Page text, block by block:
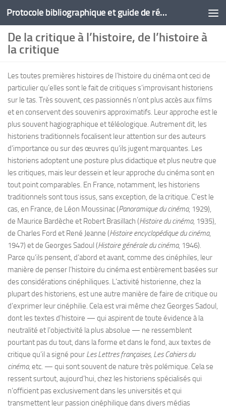
Protocole bibliographique et guide de rédaction
De la critique à l’histoire, de l’histoire à
la critique
Les toutes premières histoires de l’histoire du cinéma ont ceci de
particulier qu’elles sont le fait de critiques s’improvisant historiens
sur le tas. Très souvent, ces passionnés n’ont plus accès aux films
et en conservent des souvenirs approximatifs. Leur approche est le
plus souvent hagiographique et téléologique. Autrement dit, les
historiens traditionnels focalisent leur attention sur des auteurs
d’importance ou sur des œuvres qu’ils jugent marquantes. Les
historiens adoptent une posture plus didactique et plus neutre que
les critiques, mais leur dessein et leur approche du cinéma sont en
tout point comparables. En France, notamment, les historiens
traditionnels sont tous issus, sans exception, de la critique. C’est le
cas, en France, de Léon Moussinac (Panoramique du cinéma, 1929),
de Maurice Bardèche et Robert Brasillach (Histoire du cinéma, 1935),
de Charles Ford et René Jeanne (Histoire encyclopédique du cinéma,
1947) et de Georges Sadoul (Histoire générale du cinéma, 1946).
Parce qu’ils pensent, d’abord et avant, comme des cinéphiles, leur
manière de penser l’histoire du cinéma est entièrement basées sur
des considérations cinéphiliques. L’activité historienne, chez la
plupart des historiens, est une autre manière de faire de critique ou
d’exprimer leur cinéphilie. Cela est vrai même chez Georges Sadoul,
dont les textes d’histoire — qui aspirent de toute évidence à la
neutralité et l’objectivité la plus absolue — ne ressemblent
pourtant pas du tout, dans la forme et dans le fond, aux textes de
critique qu’il a signé pour Les Lettres françaises, Les Cahiers du
cinéma, etc. — qui sont souvent de nature très polémique. Cela se
ressent surtout, aujourd’hui, chez les historiens spécialisés qui
n’officient pas exclusivement dans les universités et qui
transmettent leur passion cinéphilique dans divers médias